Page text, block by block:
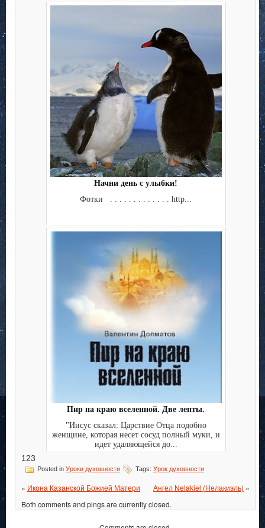
Начни день с улыбки!
Фотки . . . . . . . . . . . . . http...
Пир на краю вселенной. Две лепты.
"Иисус сказал: Царствие Отца подобно
женщине, которая несет сосуд полный муки, и
идет удаляющейся до...
123
Posted in Уроки духовности Tags: Урок духовности
« Икона Казанской Божией Матери Ангел Nelakiel (Нелакиэль) »
Both comments and pings are currently closed.